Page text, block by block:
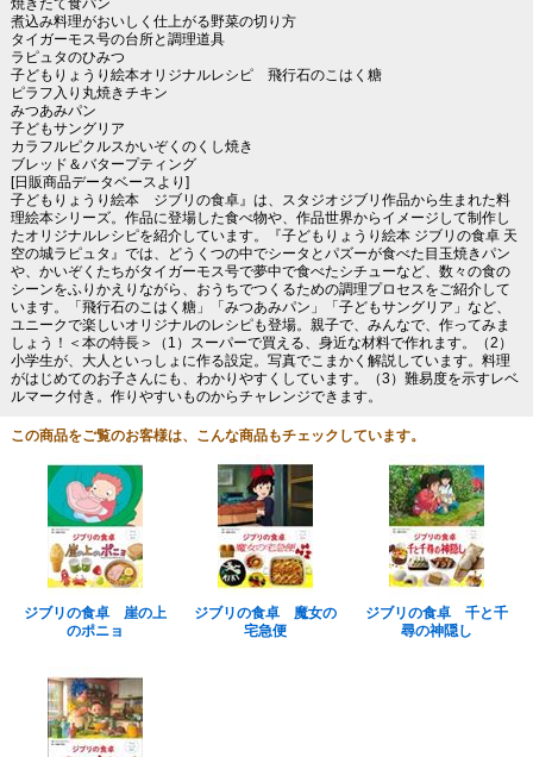
焼きたて食パン
煮込み料理がおいしく仕上がる野菜の切り方
タイガーモス号の台所と調理道具
ラピュタのひみつ
子どもりょうり絵本オリジナルレシピ 飛行石のこはく糖
ピラフ入り丸焼きチキン
みつあみパン
子どもサングリア
カラフルピクルスかいぞくのくし焼き
ブレッド＆バタープティング
[日販商品データベースより]
子どもりょうり絵本 ジブリの食卓』は、スタジオジブリ作品から生まれた料
理絵本シリーズ。作品に登場した食べ物や、作品世界からイメージして制作し
たオリジナルレシピを紹介しています。『子どもりょうり絵本 ジブリの食卓 天
空の城ラピュタ』では、どうくつの中でシータとパズーが食べた目玉焼きパン
や、かいぞくたちがタイガーモス号で夢中で食べたシチューなど、数々の食の
シーンをふりかえりながら、おうちでつくるための調理プロセスをご紹介して
います。「飛行石のこはく糖」「みつあみパン」「子どもサングリア」など、
ユニークで楽しいオリジナルのレシピも登場。親子で、みんなで、作ってみま
しょう！＜本の特長＞（1）スーパーで買える、身近な材料で作れます。（2）
小学生が、大人といっしょに作る設定。写真でこまかく解説しています。料理
がはじめてのお子さんにも、わかりやすくしています。（3）難易度を示すレベ
ルマーク付き。作りやすいものからチャレンジできます。
この商品をご覧のお客様は、こんな商品もチェックしています。
ジブリの食卓 崖の上
のポニョ
ジブリの食卓 魔女の
宅急便
ジブリの食卓 千と千
尋の神隠し